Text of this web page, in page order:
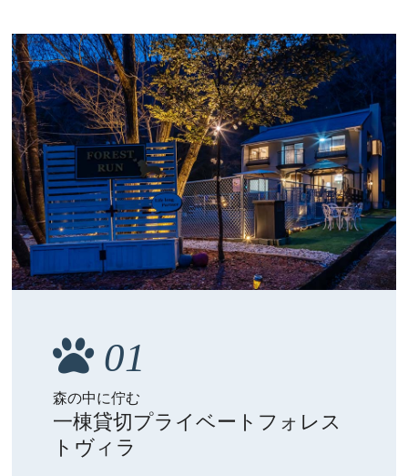
01
森の中に佇む
一棟貸切プライベートフォレス
トヴィラ